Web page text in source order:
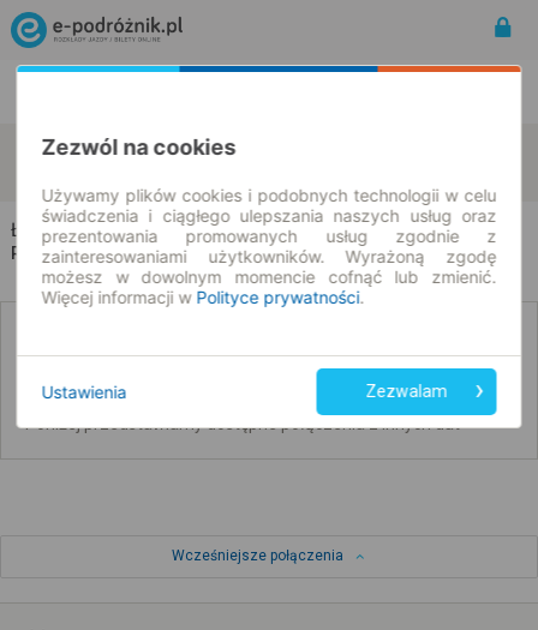
Łabędź Płąchawy
Łabędź → Płąchawy
Rozkład jazdy i bilety
Poniżej przedstawiamy dostępne połączenia z innych dat
Wcześniejsze połączenia
Zezwól na cookies
Używamy plików cookies i podobnych technologii w celu
świadczenia i ciągłego ulepszania naszych usług oraz
prezentowania promowanych usług zgodnie z
zainteresowaniami użytkowników. Wyrażoną zgodę
możesz w dowolnym momencie cofnąć lub zmienić.
Więcej informacji w Polityce prywatności.
Ustawienia Zezwalam